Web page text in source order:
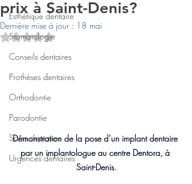
Esthétique dentaire
Stomatologie
Conseils dentaires
Prothèses dentaires
Orthodontie
Parodontie
Soins dentaires
Urgences dentaires
prix à Saint-Denis?
Dernière mise à jour : 18 mai
Noté NaN étoiles sur 5.
Démonstration de la pose d’un implant dentaire
par un implantologue au centre Dentora, à
Saint-Denis.